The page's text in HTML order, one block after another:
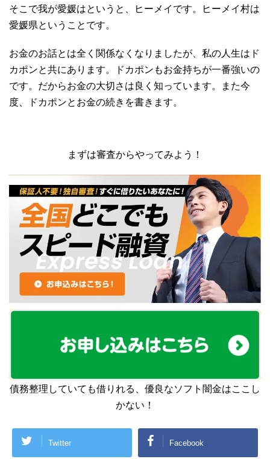
そこで我が愛媛はというと、ヒーメイです。ヒーメイ村は
愛媛県ということです。
お金のお話とは全く関係なくなりましたが、私の人生はド
カポンと共にあります。ドカポンもお金持ちが一番強いの
です。だからお金の大切さは良く知っています。また今
度、ドカポンとお金の続きを書きます。
まずは審査からやってみよう！
債務整理していても借りれる、優良なソフト闇金はここし
かない！
Twitter Facebook